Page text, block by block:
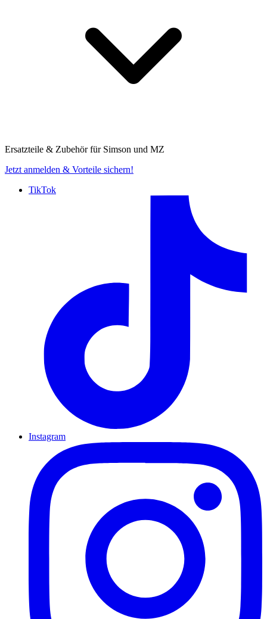
Ersatzteile & Zubehör für Simson und MZ
Jetzt anmelden & Vorteile sichern!
TikTok
Instagram